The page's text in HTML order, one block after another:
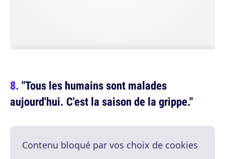
"Tous les humains sont malades
aujourd'hui. C'est la saison de la grippe."
Contenu bloqué par vos choix de cookies